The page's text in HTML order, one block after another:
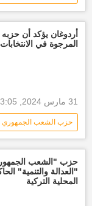
العالم
أردوغان يؤكد أن
المرجوة في
31 مارس 2024, 23:05 GMT
حزب الشعب الجمهوري
حزب العدالة والتنمية
العالم
حزب "الشعب
"العدالة والتنمية"
المحلية التركية